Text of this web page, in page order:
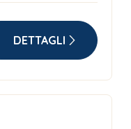
DETTAGLI